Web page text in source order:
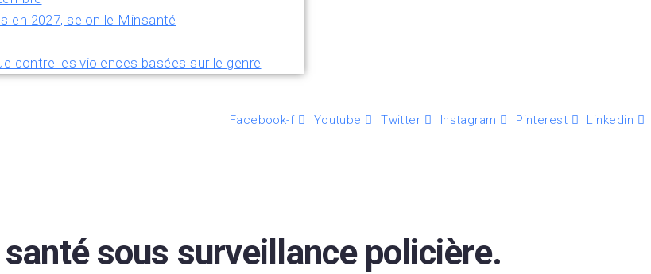
en 2027, selon le Minsanté
contre les violences basées sur le genre
Facebook-f Youtube Twitter Instagram Pinterest Linkedin
sous surveillance policière.